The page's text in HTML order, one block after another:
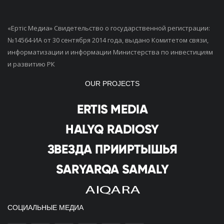
«Ертiс Медиа» Свидетельство о государственной регистрации:
№14564-ИА от 30 сентября 2014 года, выдано Комитетом связи,
информатизации и информации Министерства по инвестициям
и развитию РК
OUR PROJECTS
СОЦИАЛЬНЫЕ МЕДИА